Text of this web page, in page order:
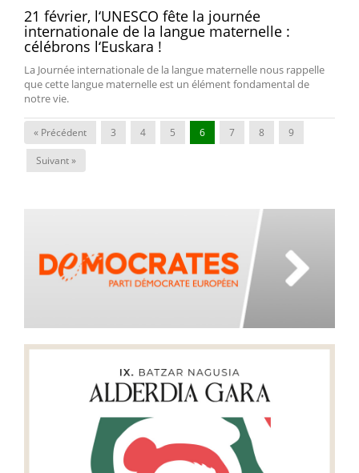
21 février, l‘UNESCO fête la journée
internationale de la langue maternelle :
célébrons l‘Euskara !
La Journée internationale de la langue maternelle nous rappelle
que cette langue maternelle est un élément fondamental de
notre vie.
« Précédent 3 4 5 6 7 8 9
Suivant »